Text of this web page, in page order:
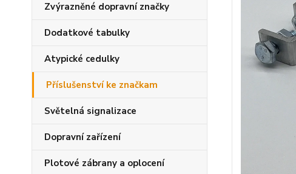
Zvýrazněné dopravní značky
Dodatkové tabulky
Atypické cedulky
Příslušenství ke značkam
Světelná signalizace
Dopravní zařízení
Plotové zábrany a oplocení